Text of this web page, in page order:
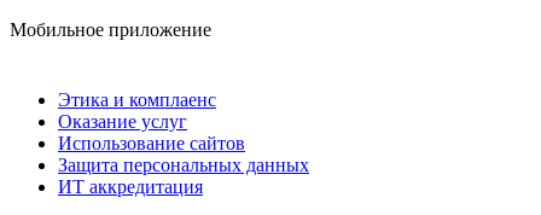
Мобильное приложение
Этика и комплаенс
Оказание услуг
Использование сайтов
Защита персональных данных
ИТ аккредитация